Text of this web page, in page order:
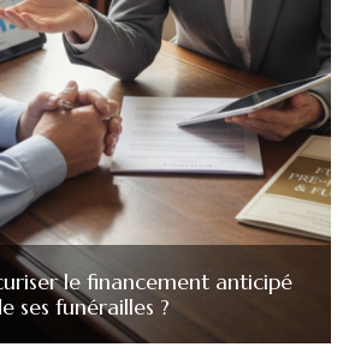
le financement anticipé
ses funérailles ?